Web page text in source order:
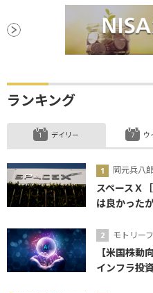
ランキング
デイリー
岡元兵八
スペースＸ
は良かった
モトリー
【米国株
インフラ投
ウ